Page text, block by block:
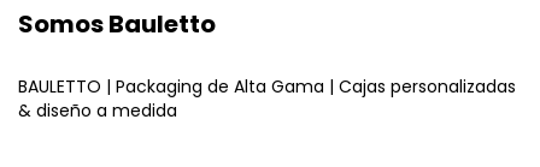
Somos Bauletto
BAULETTO | Packaging de Alta Gama | Cajas personalizadas
& diseño a medida